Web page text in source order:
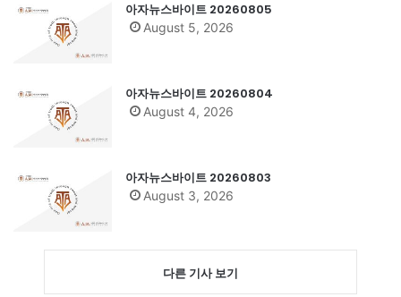
아자뉴스바이트 20260805
August 5, 2026
아자뉴스바이트 20260804
August 4, 2026
아자뉴스바이트 20260803
August 3, 2026
다른 기사 보기